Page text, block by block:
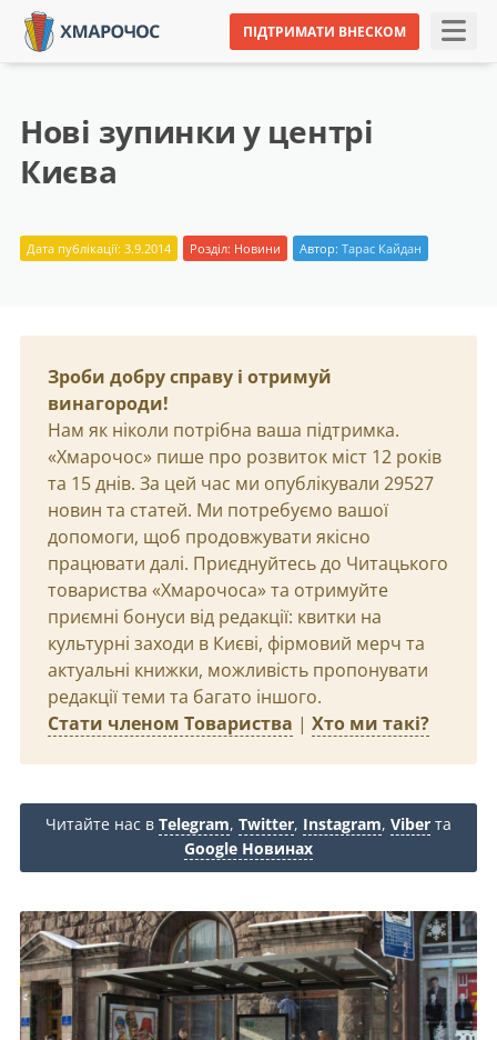
ПІДТРИМАТИ ВНЕСКОМ
Нові зупинки у центрі
Києва
Дата публікації: 3.9.2014 Розділ: Новини Автор: Тарас Кайдан
Зроби добру справу і отримуй
винагороди!
Нам як ніколи потрібна ваша підтримка.
«Хмарочос» пише про розвиток міст 12 років
та 15 днів. За цей час ми опублікували 29527
новин та статей. Ми потребуємо вашої
допомоги, щоб продовжувати якісно
працювати далі. Приєднуйтесь до Читацького
товариства «Хмарочоса» та отримуйте
приємні бонуси від редакції: квитки на
культурні заходи в Києві, фірмовий мерч та
актуальні книжки, можливість пропонувати
редакції теми та багато іншого.
Стати членом Товариства | Хто ми такі?
Читайте нас в Telegram, Twitter, Instagram, Viber та
Google Новинах